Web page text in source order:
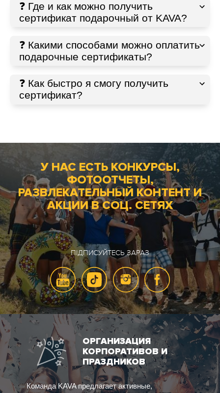
❓ Где и как можно получить
сертификат подарочный от KAVA?
❓ Какими способами можно оплатить
подарочные сертификаты?
❓ Как быстро я смогу получить
сертификат?
У НАС ЕСТЬ КОНКУРСЫ,
ФОТООТЧЕТЫ,
РАЗВЛЕКАТЕЛЬНЫЙ КОНТЕНТ И
АКЦИИ В СОЦ. СЕТЯХ
ПІДПИСУЙТЕСЬ ЗАРАЗ
ОРГАНИЗАЦИЯ
КОРПОРАТИВОВ И
ПРАЗДНИКОВ
Команда KAVA предлагает активные,